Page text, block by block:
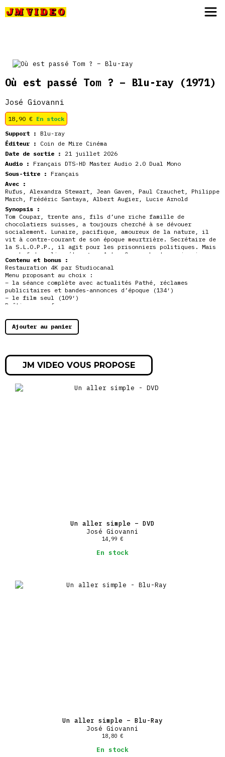
Où est passé Tom ? – Blu-ray (1971)
José Giovanni
18,90 € En stock
Support : Blu-ray
Éditeur :
Coin de Mire Cinéma
Date de sortie :
21 juillet 2026
Audio : Français DTS-HD Master Audio 2.0 Dual Mono
Sous-titre : Français
Avec :
Rufus , Alexandra Stewart , Jean Gaven , Paul Crauchet , Philippe
March , Frédéric Santaya , Albert Augier , Lucie Arnold
Synopsis :
Tom Coupar, trente ans, fils d’une riche famille de
chocolatiers suisses, a toujours cherché à se dévouer
socialement. Lunaire, pacifique, amoureux de la nature, il
vit à contre-courant de son époque meurtrière. Secrétaire de
la S.L.O.P.P., il agit pour les prisonniers politiques. Mais
un chef de police étranger, Anton Caras, haut-commissaire,
leur barre le chemin au sujet de prisonniers détenus dans le
plus grand secret derrière les murs d’une forteresse. TOM,
personnage extra sensible, en fait peu à peu un
fixation
Contenu et bonus :
Restauration 4K par Studiocanal
Menu proposant au choix :
– la séance complète avec actualités Pathé, réclames
publicitaires et bandes-annonces d’époque (134′)
– le film seul (109′)
Boîtier avec fourreau
Réclames publicitaires d’époque
Bandes-annonces d’époque
« Le Droit de tuer ? » : Document de Julien Comelli
Ajouter au panier
JM VIDEO VOUS PROPOSE
Un aller simple – DVD
José Giovanni
14,99 €
En stock
Un aller simple – Blu-Ray
José Giovanni
18,80 €
En stock